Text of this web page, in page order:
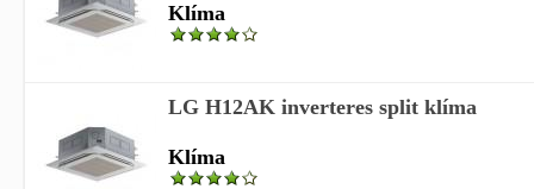
Klíma
LG H12AK inverteres split klíma
Klíma